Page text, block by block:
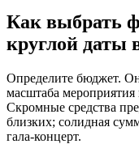
Как выбрать
круглой даты
Определите бюджет.
масштаба
Скромные средства
близких; солидная
гала-концерт.